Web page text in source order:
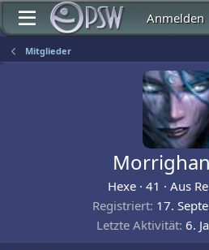
Anmelden
Mitglieder
Hexe · 41 · Aus
Registriert 17.
Letzte Aktivität 6.